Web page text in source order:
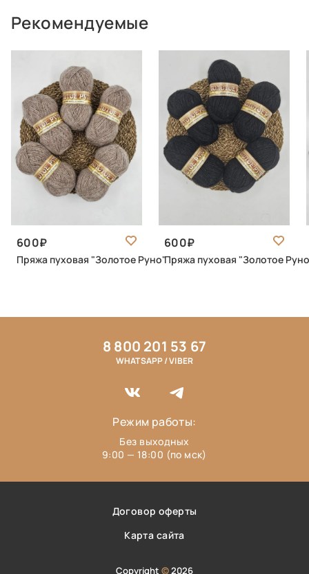
Рекомендуемые
600
Пряжа пуховая "Золотое Руно"
600
Пряжа пуховая "Золотое
Договор оферты
Карта сайта
Copyright ©2026
8 800 201 53 67
WHATSAPP / VIBER
Режим работы:
Без выходных
9:00 — 18:00 (по мск)